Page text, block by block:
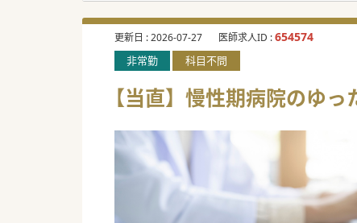
更新日 :2026-07-27 医師求人ID :654574
非常勤 科目不問
【当直】慢性期病院のゆ